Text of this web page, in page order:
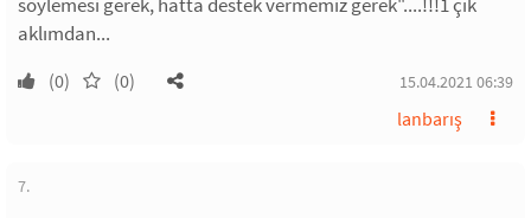
aklımdan...
(0) (0) 15.04.2021 06:39
lanbarış
7.